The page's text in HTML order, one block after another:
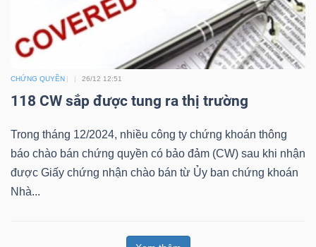
CHỨNG QUYỀN 26/12 12:51
118 CW sắp được tung ra thị trường
Trong tháng 12/2024, nhiều công ty chứng khoán thông
báo chào bán chứng quyền có bảo đảm (CW) sau khi nhận
được Giấy chứng nhận chào bán từ Ủy ban chứng khoán
Nhà...
Bài
viết
của
giả
(-)